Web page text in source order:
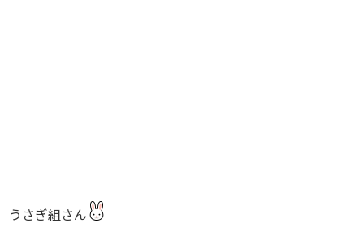
うさぎ組さん